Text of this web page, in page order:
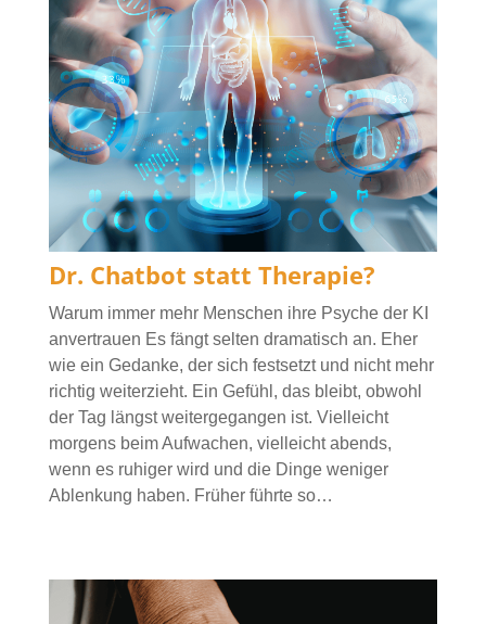
Dr. Chatbot statt Therapie?
Warum immer mehr Menschen ihre Psyche der KI
anvertrauen Es fängt selten dramatisch an. Eher
wie ein Gedanke, der sich festsetzt und nicht mehr
richtig weiterzieht. Ein Gefühl, das bleibt, obwohl
der Tag längst weitergegangen ist. Vielleicht
morgens beim Aufwachen, vielleicht abends,
wenn es ruhiger wird und die Dinge weniger
Ablenkung haben. Früher führte so…